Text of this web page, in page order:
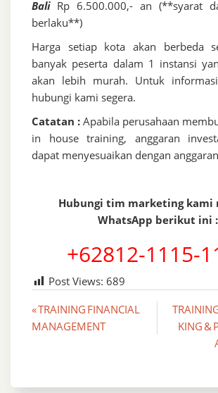
Bali Rp 6.500.000,- an (**syarat
berlaku**)
Harga setiap kota akan berbeda
banyak peserta dalam 1 instansi
akan lebih murah. Untuk
hubungi kami segera.
Catatan : Apabila perusahaan
in house training, anggaran
dapat menyesuaikan dengan
Hubungi tim marketing kami
WhatsApp berikut ini :
+62812-1115-
Post Views: 689
Post
navigation
« TRAINING FINANCIAL
MANAGEMENT
KING &